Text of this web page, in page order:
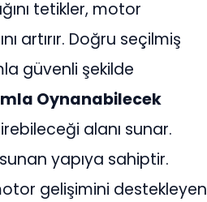
tetikler, motor
artırır. Doğru seçilmiş
güvenli şekilde
Oynanabilecek
alanı sunar.
sunan yapıya sahiptir.
gelişimini destekleyen